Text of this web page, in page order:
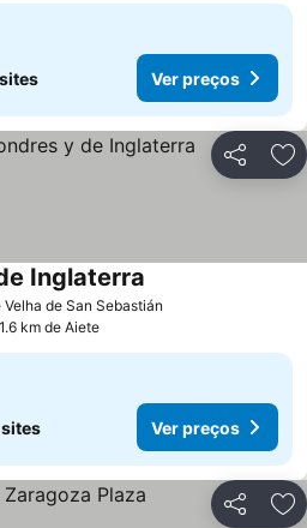
Ver preços
Partilhar
de San Sebastián
Inglaterra
km de Aiete
sites Ver preços
Partilhar